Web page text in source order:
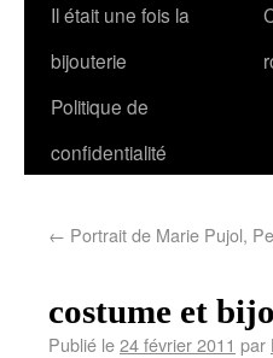
Il était une fois la
bijouterie
Politique de
confidentialité
← Portrait de Marie Pujol,
costume et
Publié le24 février 2011 par